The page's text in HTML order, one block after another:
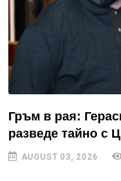
Гръм в рая:
разведе тайно с
AUGUST 03, 2026